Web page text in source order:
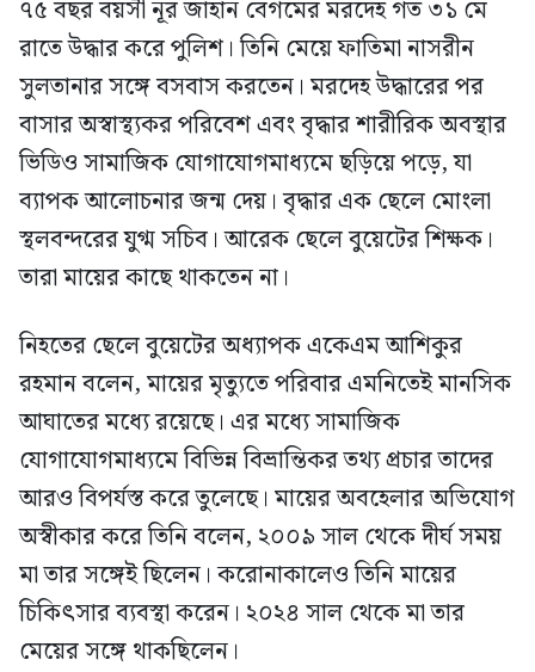
৭৫ বছর বয়সী নূর জাহান বেগমের মরদেহ গত ৩১ মে
রাতে উদ্ধার করে পুলিশ। তিনি মেয়ে ফাতিমা নাসরীন
সুলতানার সঙ্গে বসবাস করতেন। মরদেহ উদ্ধারের পর
বাসার অস্বাস্থ্যকর পরিবেশ এবং বৃদ্ধার শারীরিক অবস্থার
ভিডিও সামাজিক যোগাযোগমাধ্যমে ছড়িয়ে পড়ে, যা
ব্যাপক আলোচনার জন্ম দেয়। বৃদ্ধার এক ছেলে মোংলা
স্থলবন্দরের যুগ্ম সচিব। আরেক ছেলে বুয়েটের শিক্ষক।
তারা মায়ের কাছে থাকতেন না।
নিহতের ছেলে বুয়েটের অধ্যাপক একেএম আশিকুর
রহমান বলেন, মায়ের মৃত্যুতে পরিবার এমনিতেই মানসিক
আঘাতের মধ্যে রয়েছে। এর মধ্যে সামাজিক
যোগাযোগমাধ্যমে বিভিন্ন বিভ্রান্তিকর তথ্য প্রচার তাদের
আরও বিপর্যস্ত করে তুলেছে। মায়ের অবহেলার অভিযোগ
অস্বীকার করে তিনি বলেন, ২০০৯ সাল থেকে দীর্ঘ সময়
মা তার সঙ্গেই ছিলেন। করোনাকালেও তিনি মায়ের
চিকিৎসার ব্যবস্থা করেন। ২০২৪ সাল থেকে মা তার
মেয়ের সঙ্গে থাকছিলেন।